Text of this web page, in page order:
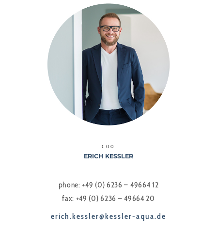
COO
ERICH KESSLER
phone: +49 (0) 6236 – 49664 12
fax: +49 (0) 6236 – 49664 20
erich.kessler@kessler-aqua.de